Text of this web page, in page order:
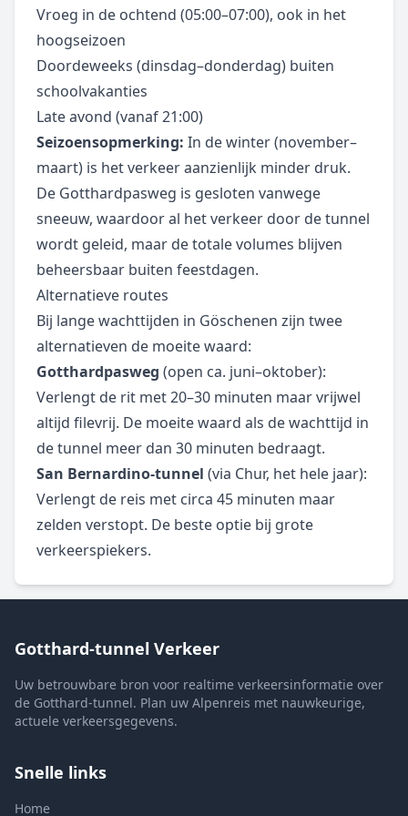
Vroeg in de ochtend (05:00–07:00), ook in het
hoogseizoen
Doordeweeks (dinsdag–donderdag) buiten
schoolvakanties
Late avond (vanaf 21:00)
Seizoensopmerking: In de winter (november–
maart) is het verkeer aanzienlijk minder druk.
De Gotthardpasweg is gesloten vanwege
sneeuw, waardoor al het verkeer door de tunnel
wordt geleid, maar de totale volumes blijven
beheersbaar buiten feestdagen.
Alternatieve routes
Bij lange wachttijden in Göschenen zijn twee
alternatieven de moeite waard:
Gotthardpasweg (open ca. juni–oktober):
Verlengt de rit met 20–30 minuten maar vrijwel
altijd filevrij. De moeite waard als de wachttijd in
de tunnel meer dan 30 minuten bedraagt.
San Bernardino-tunnel (via Chur, het hele jaar):
Verlengt de reis met circa 45 minuten maar
zelden verstopt. De beste optie bij grote
verkeerspiekers.
Gotthard-tunnel Verkeer
Uw betrouwbare bron voor realtime verkeersinformatie over
de Gotthard-tunnel. Plan uw Alpenreis met nauwkeurige,
actuele verkeersgegevens.
Snelle links
Home